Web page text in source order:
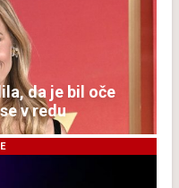
da je bil oče
v redu